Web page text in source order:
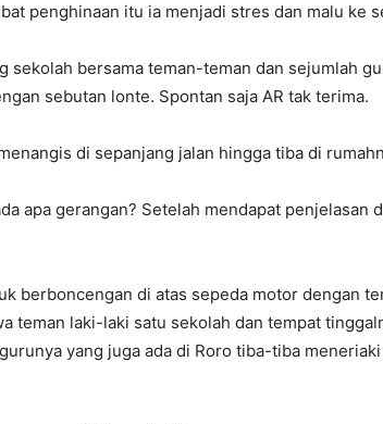
penghinaan itu ia menjadi stres dan malu ke
sekolah bersama teman-teman dan sejumlah
sebutan lonte. Spontan saja AR tak terima.
di sepanjang jalan hingga tiba di
apa gerangan? Setelah mendapat penjelasan
berboncengan di atas sepeda motor dengan
teman laki-laki satu sekolah dan tempat
yang juga ada di Roro tiba-tiba meneriaki